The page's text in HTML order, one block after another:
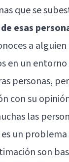
que se
esas
a
en un
personas,
con su
las
un
son